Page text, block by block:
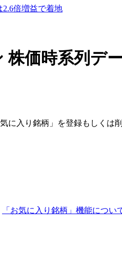
2.6倍増益で着地
株価時系列デ
気に入り銘柄」を登録もしくは
「お気に入り銘柄」機能につい